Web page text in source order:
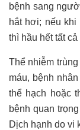
bệnh sang
hắt hơi; nếu
thì hầu hết tất
Thể nhiễm
máu, bệnh
thể hạch hoặc
bệnh quan
Dịch hạnh do vi